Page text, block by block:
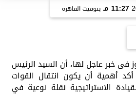
11:27 مـ بتوقيت القاهرة
فى خبر عاجل لها، أن السيد الرئيس
أهمية أن يكون انتقال القوات
الاستراتيجية نقلة نوعية في